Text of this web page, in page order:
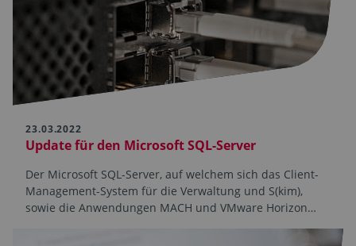
23.03.2022
Update für den Microsoft SQL-Server
Der Microsoft SQL-Server, auf welchem sich das Client-
Management-System für die Verwaltung und S(kim),
sowie die Anwendungen MACH und VMware Horizon…